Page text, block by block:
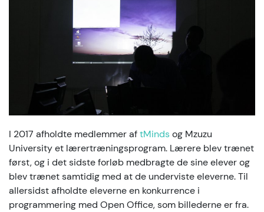
I 2017 afholdte medlemmer aftMindsog Mzuzu
University et lærertræningsprogram. Lærere blev trænet
først, og i det sidste forløb medbragte de sine elever og
blev trænet samtidig med at de underviste eleverne. Til
allersidst afholdte eleverne en konkurrence i
programmering med Open Office, som billederne er fra.